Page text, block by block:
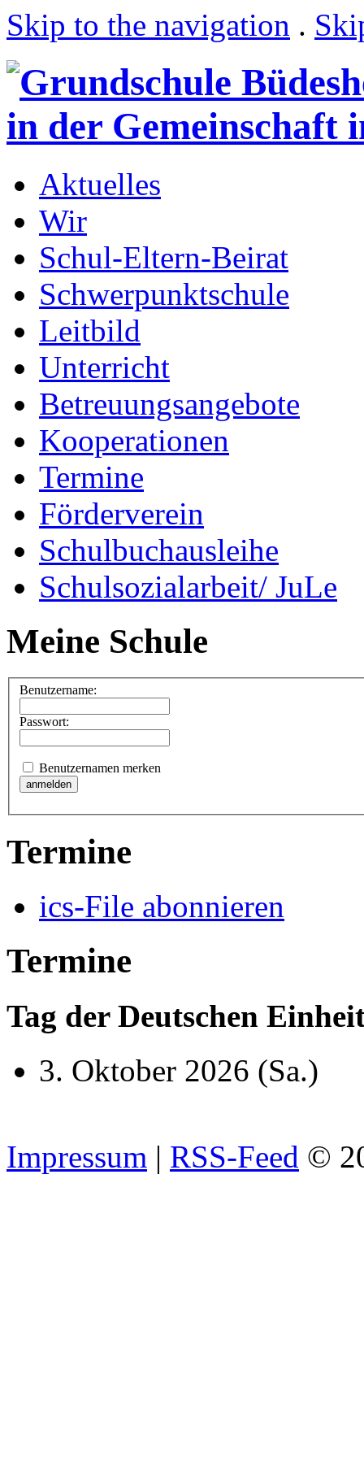
Skip to the navigation .
Aktuelles
Wir
Schul-Eltern-Beirat
Schwerpunktschule
Leitbild
Unterricht
Betreuungsangebote
Kooperationen
Termine
Förderverein
Schulbuchausleihe
Schulsozialarbeit/ JuLe
Meine Schule
Benutzername:
Passwort:
Benutzernamen merken
Termine
ics-File abonnieren
Termine
Tag der Deutschen
3. Oktober 2026 (Sa.)
Impressum | RSS-Feed ©